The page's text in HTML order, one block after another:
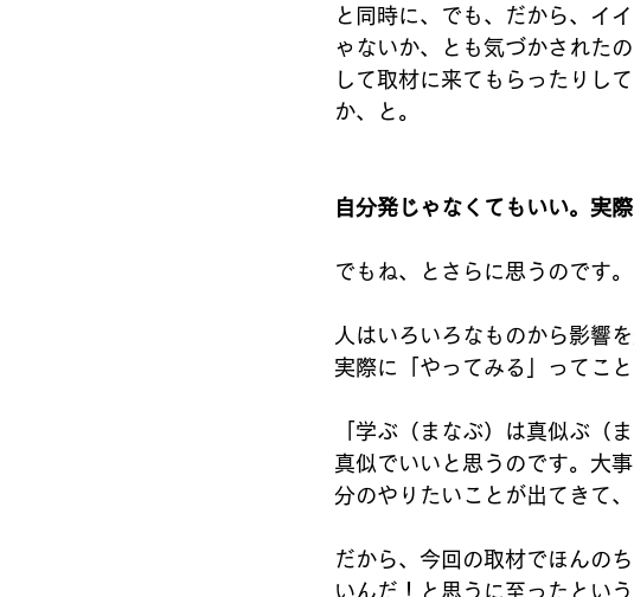
と同時に、でも、だから、イ
ゃないか、とも気づかされた
して取材に来てもらったりして
か、と。
自分発じゃなくてもいい。実
でもね、とさらに思うのです。
人はいろいろなものから影響
実際に「やってみる」ってこと
「学ぶ（まなぶ）は真似ぶ（
真似でいいと思うのです。大
分のやりたいことが出てきて
だから、今回の取材でほんの
いんだ！と思うに至ったとい